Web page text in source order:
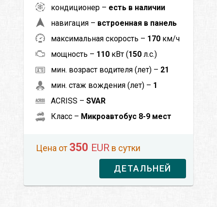
кондиционер – есть в наличии
навигация – встроенная в панель
максимальная скорость – 170 км/ч
мощность – 110 кВт (150 л.с.)
мин. возраст водителя (лет) – 21
мин. стаж вождения (лет) – 1
ACRISS – SVAR
Класс – Микроавтобус 8-9 мест
Цена от 350 EUR в сутки
ДЕТАЛЬНЕЙ